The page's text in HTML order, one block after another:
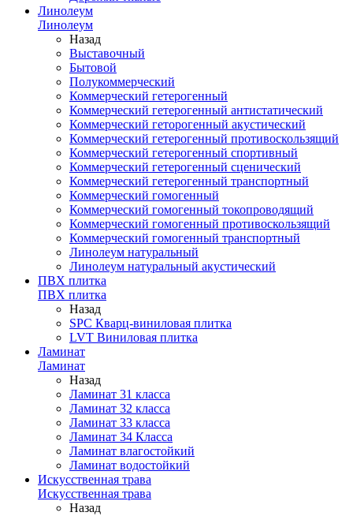
Линолеум
Линолеум
Назад
Выставочный
Бытовой
Полукоммерческий
Коммерческий гетерогенный
Коммерческий гетерогенный антистатический
Коммерческий геторогенный акустический
Коммерческий гетерогенный противоскользящий
Коммерческий гетерогенный спортивный
Коммерческий гетерогенный сценический
Коммерческий гетерогенный транспортный
Коммерческий гомогенный
Коммерческий гомогенный токопроводящий
Коммерческий гомогенный противоскользящий
Коммерческий гомогенный транспортный
Линолеум натуральный
Линолеум натуральный акустический
ПВХ плитка
ПВХ плитка
Назад
SPC Кварц-виниловая плитка
LVT Виниловая плитка
Ламинат
Ламинат
Назад
Ламинат 31 класса
Ламинат 32 класса
Ламинат 33 класса
Ламинат 34 Класса
Ламинат влагостойкий
Ламинат водостойкий
Искусственная трава
Искусственная трава
Назад